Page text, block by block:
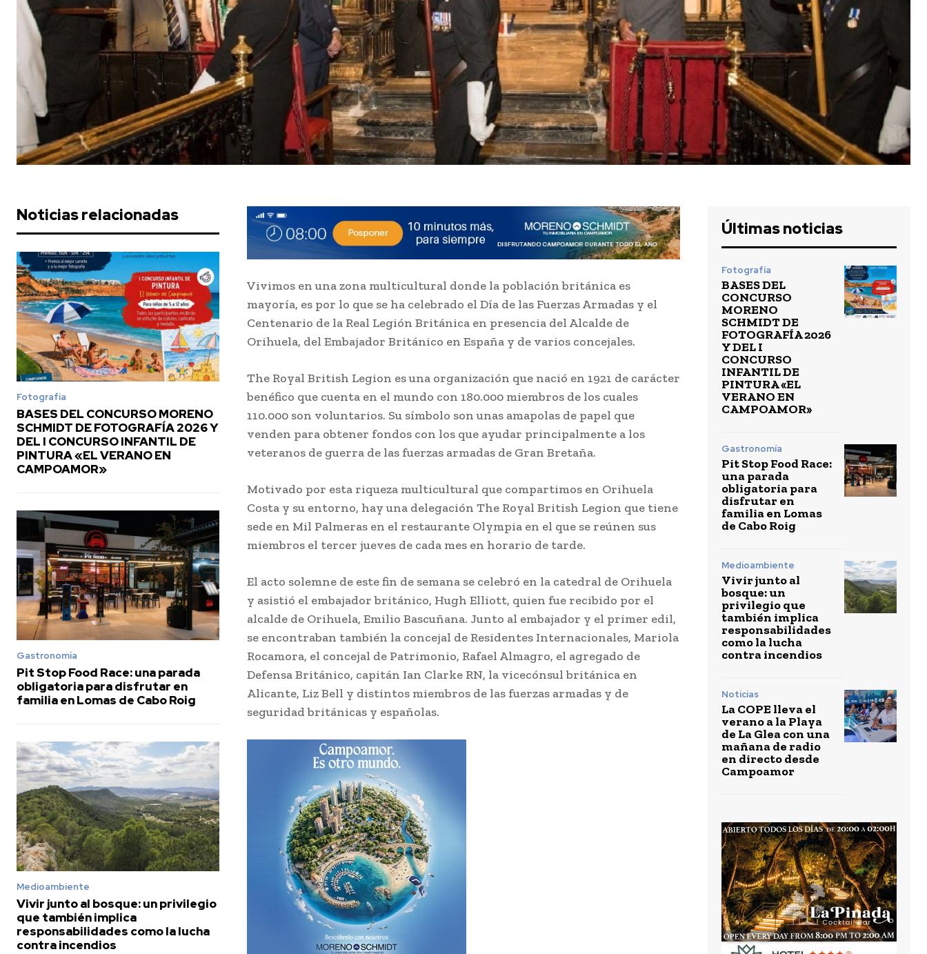
Noticias relacionadas
Fotografía
BASES DEL CONCURSO MORENO
SCHMIDT DE FOTOGRAFÍA 2026 Y
DEL I CONCURSO INFANTIL DE
PINTURA «EL VERANO EN
CAMPOAMOR»
Gastronomía
Pit Stop Food Race: una parada
obligatoria para disfrutar en
familia en Lomas de Cabo Roig
Medioambiente
Vivir junto al bosque: un privilegio
que también implica
responsabilidades como la lucha
contra incendios
Vivimos en una zona multicultural donde la población británica es
mayoría, es por lo que se ha celebrado el Día de las Fuerzas Armadas y el
Centenario de la Real Legión Británica en presencia del Alcalde de
Orihuela, del Embajador Británico en España y de varios concejales.
The Royal British Legion es una organización que nació en 1921 de carácter
benéfico que cuenta en el mundo con 180.000 miembros de los cuales
110.000 son voluntarios. Su símbolo son unas amapolas de papel que
venden para obtener fondos con los que ayudar principalmente a los
veteranos de guerra de las fuerzas armadas de Gran Bretaña.
Motivado por esta riqueza multicultural que compartimos en Orihuela
Costa y su entorno, hay una delegación The Royal British Legion que tiene
sede en Mil Palmeras en el restaurante Olympia en el que se reúnen sus
miembros el tercer jueves de cada mes en horario de tarde.
El acto solemne de este fin de semana se celebró en la catedral de Orihuela
y asistió el embajador británico, Hugh Elliott, quien fue recibido por el
alcalde de Orihuela, Emilio Bascuñana. Junto al embajador y el primer edil,
se encontraban también la concejal de Residentes Internacionales, Mariola
Rocamora, el concejal de Patrimonio, Rafael Almagro, el agregado de
Defensa Británico, capitán Ian Clarke RN, la vicecónsul británica en
Alicante, Liz Bell y distintos miembros de las fuerzas armadas y de
seguridad británicas y españolas.
Últimas noticias
Fotografía
BASES DEL
CONCURSO
MORENO
SCHMIDT DE
FOTOGRAFÍA 2026
Y DEL I
CONCURSO
INFANTIL DE
PINTURA «EL
VERANO EN
CAMPOAMOR»
Gastronomía
Pit Stop Food Race:
una parada
obligatoria para
disfrutar en
familia en Lomas
de Cabo Roig
Medioambiente
Vivir junto al
bosque: un
privilegio que
también implica
responsabilidades
como la lucha
contra incendios
Noticias
La COPE lleva el
verano a la Playa
de La Glea con una
mañana de radio
en directo desde
Campoamor